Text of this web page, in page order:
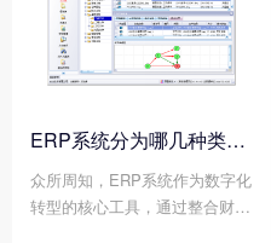
ERP系统分为哪几种类型?
众所周知，ERP系统作为数字化
转型的核心工具，通过整合财